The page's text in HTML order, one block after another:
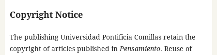
Copyright Notice
The publishing Universidad Pontificia Comillas retain the
copyright of articles published inPensamiento. Reuse of